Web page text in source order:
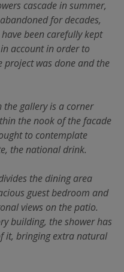
cascade in summer,
for decades,
been carefully kept
account in order to
was done and the
gallery is a corner
the nook of the facade
to contemplate
the national drink.
the dining area
guest bedroom and
views on the patio.
building, the shower has
it, bringing extra natural